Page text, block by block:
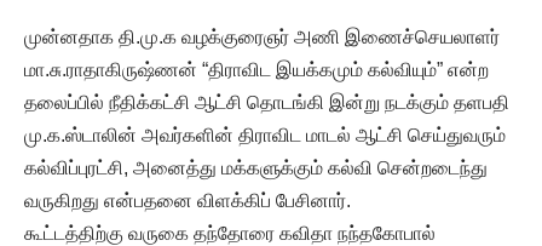
முன்னதாக தி.மு.க வழக்குரைஞர் அணி இணைச்செயலாளர்
மா.சு.ராதாகிருஷ்ணன் “திராவிட இயக்கமும் கல்வியும்” என்ற
தலைப்பில் நீதிக்கட்சி ஆட்சி தொடங்கி இன்று நடக்கும் தளபதி
மு.க.ஸ்டாலின் அவர்களின் திராவிட மாடல் ஆட்சி செய்துவரும்
கல்விப்புரட்சி, அனைத்து மக்களுக்கும் கல்வி சென்றடைந்து
வருகிறது என்பதனை விளக்கிப் பேசினார்.
கூட்டத்திற்கு வருகை தந்தோரை கவிதா நந்தகோபால்